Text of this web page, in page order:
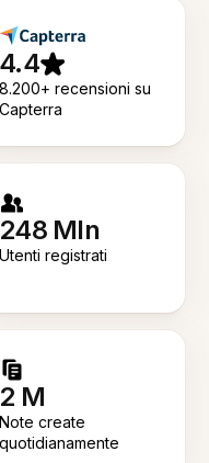
4.4
8.200+ recensioni su
Capterra
248 Mln
Utenti registrati
2 M
Note create
quotidianamente